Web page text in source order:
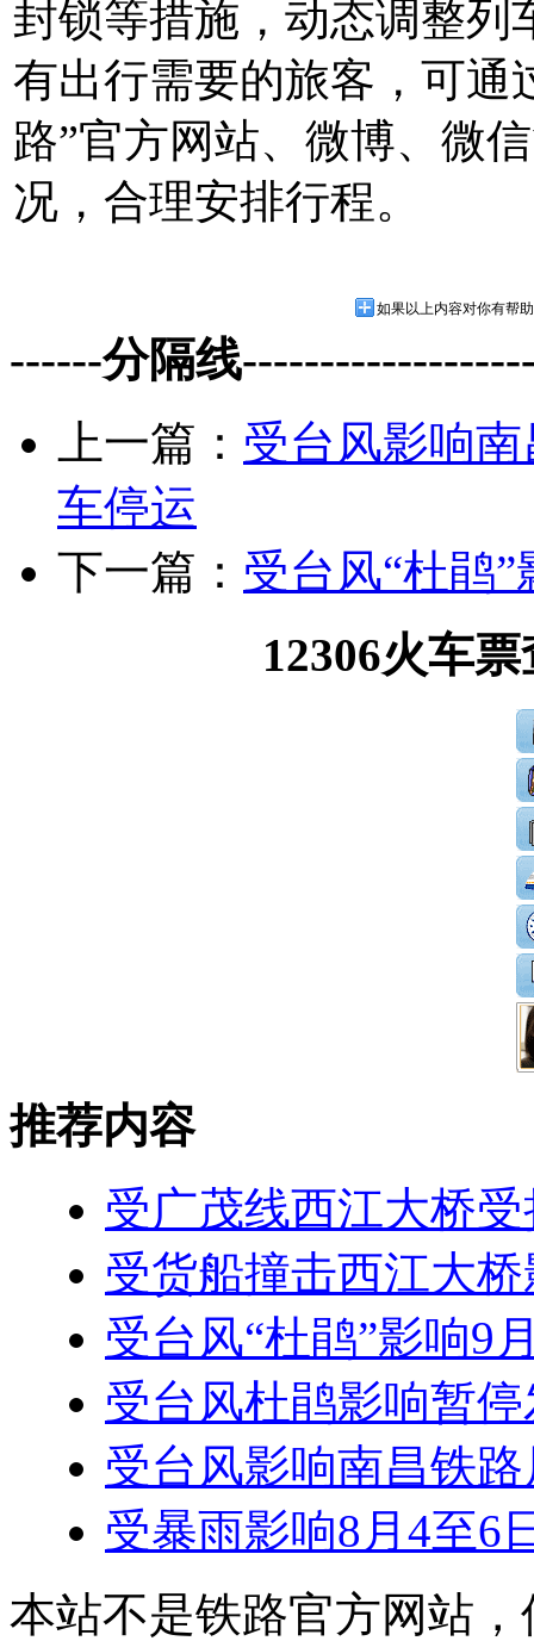
封锁等措施，动态调整列
有出行需要的旅客，可通
路”官方网站、微博、微
况，合理安排行程。
如果以上内容对你有帮
------分隔线
上一篇： 受台风影响
车停运
下一篇： 受台风“杜鹃
12306火车
推荐内容
受广茂线西江大桥
受货船撞击西江大
受台风“杜鹃”影响9
受台风杜鹃影响暂
受台风影响南昌铁
受暴雨影响8月4至6
本站不是铁路官方网站